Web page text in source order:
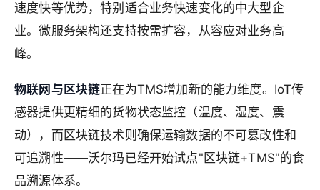
速度快等优势，特别适合业务快速变化的中大型企
业。微服务架构还支持按需扩容，从容应对业务高
峰。
物联网与区块链正在为TMS增加新的能力维度。IoT传
感器提供更精细的货物状态监控（温度、湿度、震
动），而区块链技术则确保运输数据的不可篡改性和
可追溯性——沃尔玛已经开始试点"区块链+TMS"的食
品溯源体系。